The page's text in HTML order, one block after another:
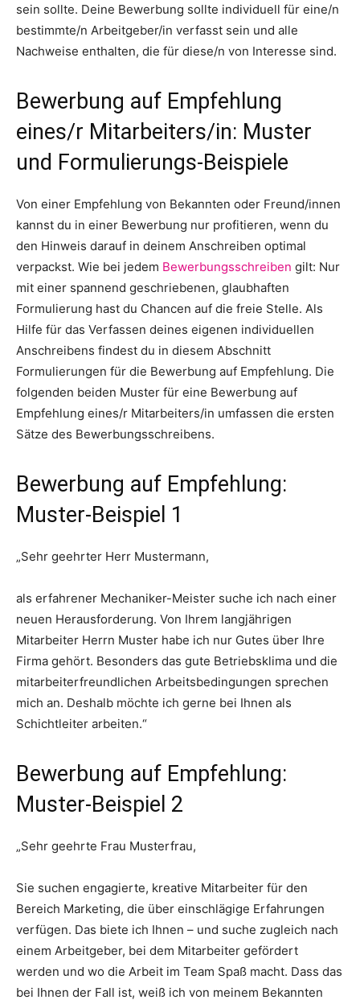
sein sollte. Deine Bewerbung sollte individuell für eine/n
bestimmte/n Arbeitgeber/in verfasst sein und alle
Nachweise enthalten, die für diese/n von Interesse sind.
Bewerbung auf Empfehlung
eines/r Mitarbeiters/in: Muster
und Formulierungs-Beispiele
Von einer Empfehlung von Bekannten oder Freund/innen
kannst du in einer Bewerbung nur profitieren, wenn du
den Hinweis darauf in deinem Anschreiben optimal
verpackst. Wie bei jedem Bewerbungsschreiben gilt: Nur
mit einer spannend geschriebenen, glaubhaften
Formulierung hast du Chancen auf die freie Stelle. Als
Hilfe für das Verfassen deines eigenen individuellen
Anschreibens findest du in diesem Abschnitt
Formulierungen für die Bewerbung auf Empfehlung. Die
folgenden beiden Muster für eine Bewerbung auf
Empfehlung eines/r Mitarbeiters/in umfassen die ersten
Sätze des Bewerbungsschreibens.
Bewerbung auf Empfehlung:
Muster-Beispiel 1
„Sehr geehrter Herr Mustermann,
als erfahrener Mechaniker-Meister suche ich nach einer
neuen Herausforderung. Von Ihrem langjährigen
Mitarbeiter Herrn Muster habe ich nur Gutes über Ihre
Firma gehört. Besonders das gute Betriebsklima und die
mitarbeiterfreundlichen Arbeitsbedingungen sprechen
mich an. Deshalb möchte ich gerne bei Ihnen als
Schichtleiter arbeiten.“
Bewerbung auf Empfehlung:
Muster-Beispiel 2
„Sehr geehrte Frau Musterfrau,
Sie suchen engagierte, kreative Mitarbeiter für den
Bereich Marketing, die über einschlägige Erfahrungen
verfügen. Das biete ich Ihnen – und suche zugleich nach
einem Arbeitgeber, bei dem Mitarbeiter gefördert
werden und wo die Arbeit im Team Spaß macht. Dass das
bei Ihnen der Fall ist, weiß ich von meinem Bekannten